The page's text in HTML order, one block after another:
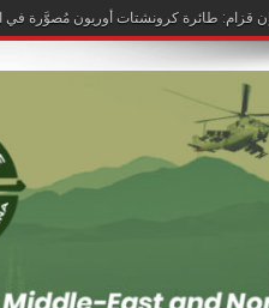
الحتمي نحو أفريقيا